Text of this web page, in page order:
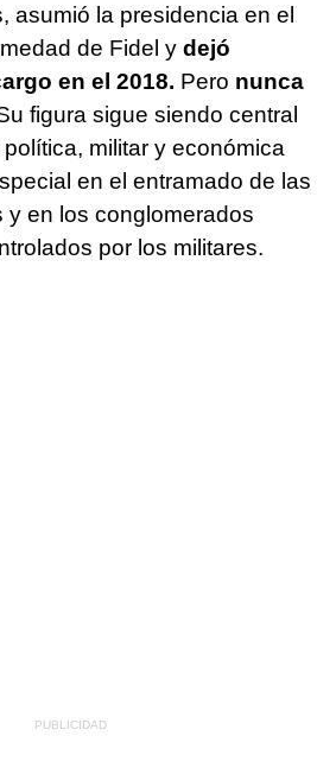
asumió la presidencia en el
de Fidel y dejó
en el 2018. Pero nunca
figura sigue siendo central
militar y económica
en el entramado de las
y en los conglomerados
por los militares.